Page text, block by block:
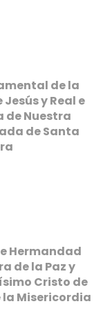
de la
y Real e
de Nuestra
de Santa
Hermandad
de la Paz y
Cristo de
la Misericordia